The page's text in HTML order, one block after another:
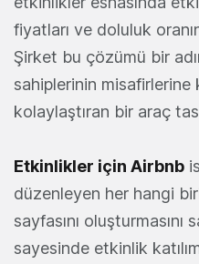
fiyatları ve doluluk
Şirket bu çözümü bir
sahiplerinin misafirlerine
kolaylaştıran bir araç
Etkinlikler için Airbnb
düzenleyen her hangi
sayfasını oluşturmasını
sayesinde etkinlik